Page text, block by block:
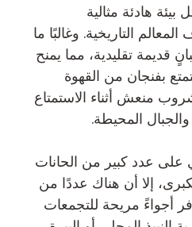
هادئة مثالية
التاريخية. وغالبًا ما
قديمة تقليدية، مما يمنح
بفنجان من القهوة
منعش أثناء الاستمتاع
والجبال المحيطة.
على عدد كبير من الحانات
إلا أن هناك عددًا من
أجواءً مريحة للتجمعات